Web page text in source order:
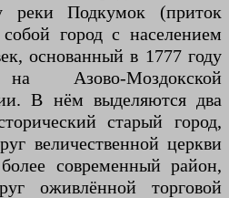
реки Подкумок (приток
город с населением
основанный в 1777 году
Азово-Моздокской
В нём выделяются два
старый город,
величественной церкви
современный район,
оживлённой торговой